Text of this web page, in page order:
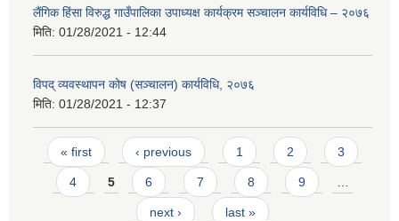
लैंगिक हिंसा विरुद्ध गाउँपालिका उपाध्यक्ष कार्यक्रम सञ्चालन कार्यविधि – २०७६
मिति: 01/28/2021 - 12:44
विपद् व्यवस्थापन कोष (सञ्चालन) कार्यविधि, २०७६
मिति: 01/28/2021 - 12:37
Pages
« first ‹ previous 1 2 3
4 5 6 7 8 9
next › last »